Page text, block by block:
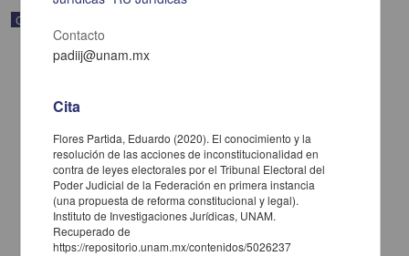
Correspondencia postal
Contacto
padiij@unam.mx
Cita
Flores Partida, Eduardo (2020). El conocimiento y la
resolución de las acciones de inconstitucionalidad en
contra de leyes electorales por el Tribunal Electoral del
Poder Judicial de la Federación en primera instancia
(una propuesta de reforma constitucional y legal).
Instituto de Investigaciones Jurídicas, UNAM.
Recuperado de
https://repositorio.unam.mx/contenidos/5026237